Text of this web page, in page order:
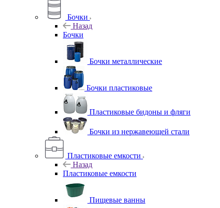
Бочки
Назад
Бочки
Бочки металлические
Бочки пластиковые
Пластиковые бидоны и фляги
Бочки из нержавеющей стали
Пластиковые емкости
Назад
Пластиковые емкости
Пищевые ванны